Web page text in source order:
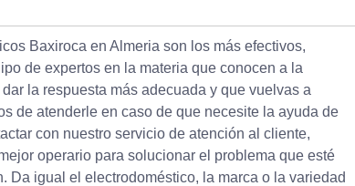
Baxiroca en Almeria son los más efectivos,
de expertos en la materia que conocen a la
la respuesta más adecuada y que vuelvas a
de atenderle en caso de que necesite la ayuda de
con nuestro servicio de atención al cliente,
operario para solucionar el problema que esté
Da igual el electrodoméstico, la marca o la variedad